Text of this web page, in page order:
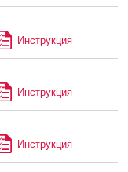
Инструкция
Инструкция
Инструкция